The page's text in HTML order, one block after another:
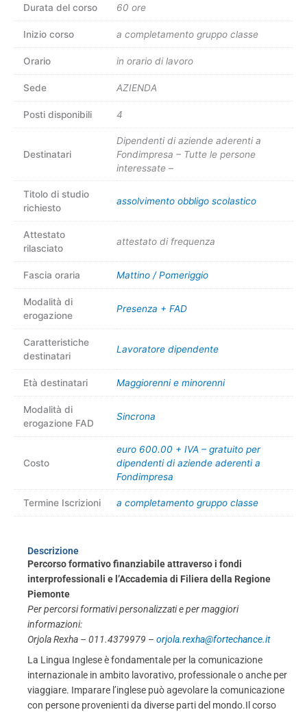
Durata del corso
60 ore
Inizio corso a completamento gruppo classe
Orario in orario di lavoro
Sede AZIENDA
Posti disponibili 4
Destinatari
Dipendenti di aziende aderenti a
Fondimpresa – Tutte le persone
interessate –
Titolo di studio
richiesto
assolvimento obbligo scolastico
Attestato
rilasciato
attestato di frequenza
Fascia oraria Mattino / Pomeriggio
Modalità di
erogazione
Presenza + FAD
Caratteristiche
destinatari
Lavoratore dipendente
Età destinatari Maggiorenni e minorenni
Modalità di
erogazione FAD
Sincrona
Costo
euro 600.00 + IVA – gratuito per
dipendenti di aziende aderenti a
Fondimpresa
Termine Iscrizioni a completamento gruppo classe
Descrizione
Percorso formativo finanziabile attraverso i fondi
interprofessionali e l’Accademia di Filiera della Regione
Piemonte
Per percorsi formativi personalizzati e per maggiori
informazioni:
Orjola Rexha – 011.4379979 – orjola.rexha@fortechance.it
La Lingua Inglese è fondamentale per la comunicazione
internazionale in ambito lavorativo, professionale o anche per
viaggiare. Imparare l’inglese può agevolare la comunicazione
con persone provenienti da diverse parti del mondo.Il corso